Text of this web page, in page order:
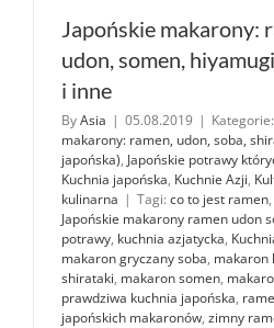
Japońskie makarony:
udon, somen,
i inne
ByAsia | 05.08.2019 | Kategorie:
makarony: ramen, udon, soba,
japońska), Japońskie potrawy
Kuchnia japońska, Kuchnie Azji,
kulinarna | Tagi: co to jest ramen,
Japońskie makarony ramen udon
potrawy, kuchnia azjatycka,
makaron gryczany soba, makaron
shirataki, makaron somen,
prawdziwa kuchnia japońska,
japońskich makaronów, zimny